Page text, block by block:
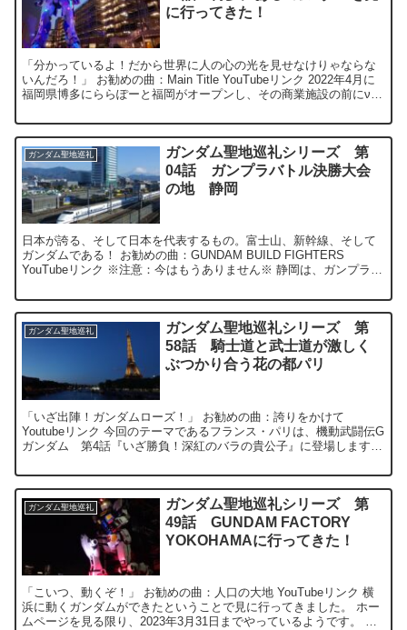
に行ってきた！
「分かっているよ！だから世界に人の心の光を見せなけりゃならな
いんだろ！」 お勧めの曲：Main Title YouTubeリンク 2022年4月に
福岡県博多にららぽーと福岡がオープンし、その商業施設の前にνガ
ガンダム聖地巡礼
ガンダム聖地巡礼シリーズ 第
04話 ガンプラバトル決勝大会
の地 静岡
日本が誇る、そして日本を代表するもの。富士山、新幹線、そして
ガンダムである！ お勧めの曲：GUNDAM BUILD FIGHTERS
YouTubeリンク ※注意：今はもうありません※ 静岡は、ガンプラビ
ガンダム聖地巡礼
ガンダム聖地巡礼シリーズ 第
58話 騎士道と武士道が激しく
ぶつかり合う花の都パリ
「いざ出陣！ガンダムローズ！」 お勧めの曲：誇りをかけて
Youtubeリンク 今回のテーマであるフランス・パリは、機動武闘伝G
ガンダム 第4話『いざ勝負！深紅のバラの貴公子』に登場します。
ガンダム聖地巡礼
ガンダム聖地巡礼シリーズ 第
49話 GUNDAM FACTORY
YOKOHAMAに行ってきた！
「こいつ、動くぞ！」 お勧めの曲：人口の大地 YouTubeリンク 横
浜に動くガンダムができたということで見に行ってきました。 ホー
ムページを見る限り、2023年3月31日までやっているようです。 さ